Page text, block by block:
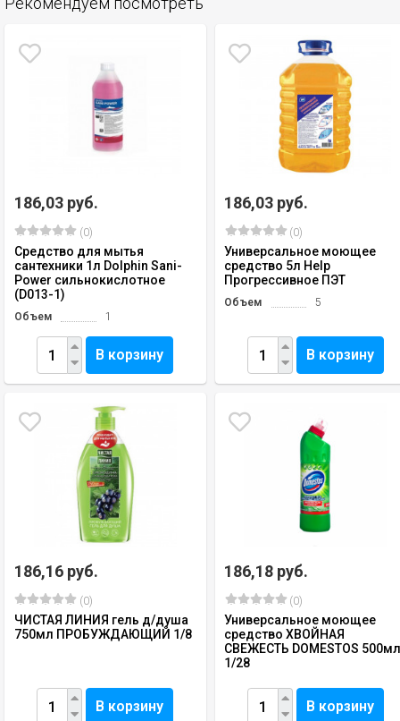
186,03 руб.
(0)
Средство для мытья
сантехники 1л Dolphin Sani-
Power сильнокислотное
(D013-1)
Объем 1
В корзину
186,03 руб.
(0)
Универсальное моющее
средство 5л Help
Прогрессивное ПЭТ
Объем 5
В корзину
186,16 руб.
(0)
ЧИСТАЯ ЛИНИЯ гель д/душа
750мл ПРОБУЖДАЮЩИЙ 1/8
В корзину
186,18 руб.
(0)
Универсальное моющее
средство ХВОЙНАЯ
СВЕЖЕСТЬ DOMESTOS
1/28
В корзину